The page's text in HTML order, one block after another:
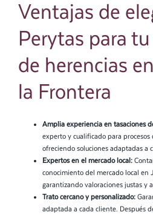
Ventajas de
Perytas para
de herencias
la Frontera
Amplia experiencia en tasaciones
experto y cualificado para procesos
ofreciendo soluciones adaptadas a
Expertos en el mercado local:
conocimiento del mercado local en
garantizando valoraciones justas y
Trato cercano y personalizado:
adaptada a cada cliente. Después